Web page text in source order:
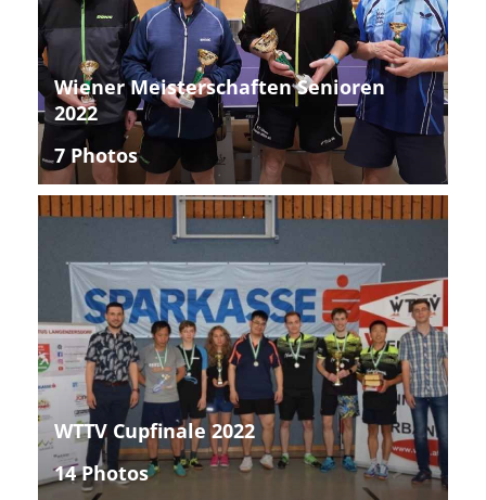
Wiener Meisterschaften Senioren
2022
7 Photos
WTTV Cupfinale 2022
14 Photos